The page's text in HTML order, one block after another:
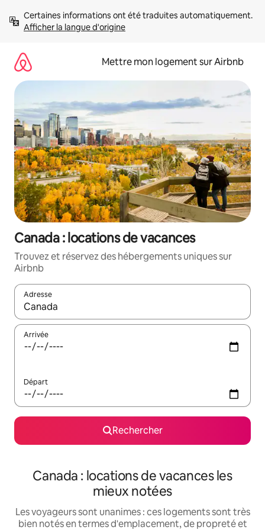
directement
Afficher la langue d'origine
Mettre mon logement sur Airbnb
Canada : locations de vacances
Trouvez et réservez des hébergements uniques sur
Airbnb
Adresse
Lorsque les résultats s'affichent, utilisez les flèches vers le
Arrivée
Départ
Rechercher
Canada : locations de vacances les
mieux notées
Les voyageurs sont unanimes : ces logements sont très
bien notés en termes d'emplacement, de propreté et